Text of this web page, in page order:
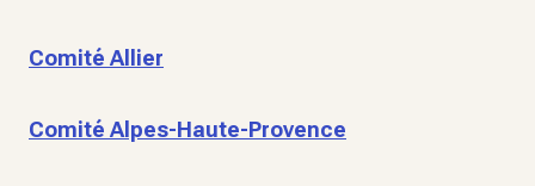
Comité Allier
Comité Alpes-Haute-Provence